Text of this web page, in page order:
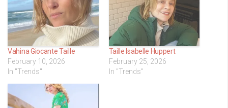
Vahina Giocante Taille
February 10, 2026
In "Trends"
Taille Isabelle Huppert
February 25, 2026
In "Trends"